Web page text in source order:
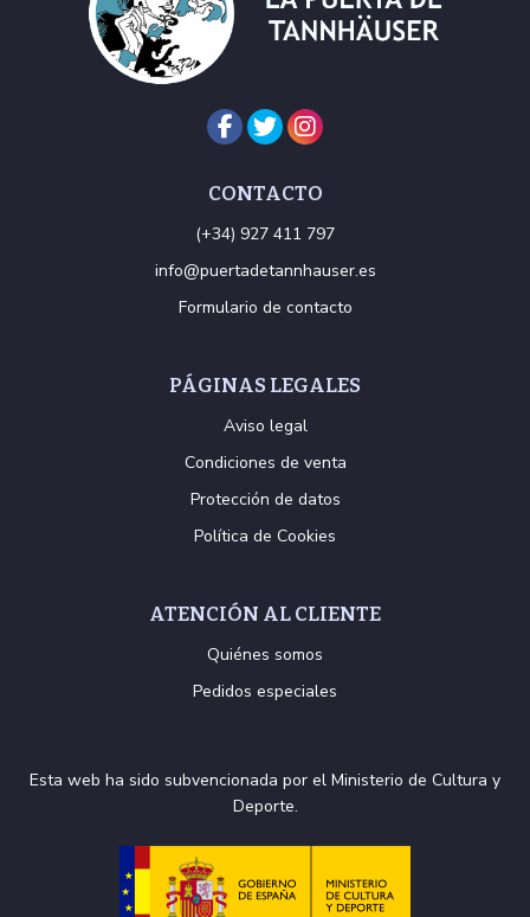
CONTACTO
(+34) 927 411 797
info@puertadetannhauser.es
Formulario de contacto
PÁGINAS LEGALES
Aviso legal
Condiciones de venta
Protección de datos
Política de Cookies
ATENCIÓN AL CLIENTE
Quiénes somos
Pedidos especiales
Esta web ha sido subvencionada por el Ministerio de Cultura y
Deporte.